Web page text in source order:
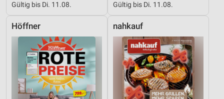
Gültig bis Di. 11.08. Gültig bis Di. 11.08.
Höffner nahkauf